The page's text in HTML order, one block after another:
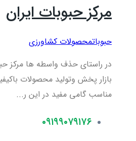
مرکز حبوبات ایران
حبوباتمحصولات کشاورزی
در راستای حذف واسطه ها مرکز
بازار پخش وتولید محصولات
مناسب گامی مفید در این ر...
۰۹۱۹۹۰۷۹۱۷۶